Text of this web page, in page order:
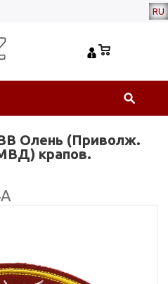
RU
Олень (Приволж.
крапов.